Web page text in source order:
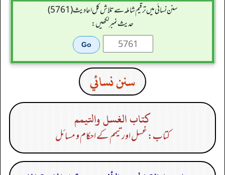
سنن نسائی میں ترقیم شاملہ سے تلاش کل احادیث (5761)
حدیث نمبر لکھیں:
سنن نسائي
كتاب الغسل والتيمم
کتاب: غسل اور تیمم کے احکام و مسائل